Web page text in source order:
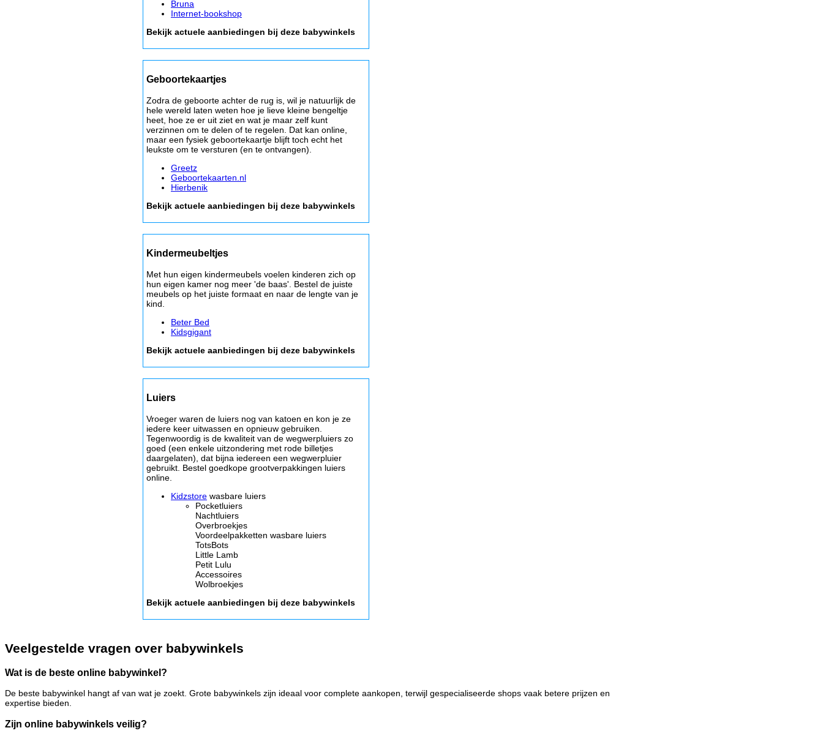
Bruna
Internet-bookshop
Bekijk actuele aanbiedingen bij deze babywinkels
Geboortekaartjes
Zodra de geboorte achter de rug is, wil je natuurlijk de
hele wereld laten weten hoe je lieve kleine bengeltje
heet, hoe ze er uit ziet en wat je maar zelf kunt
verzinnen om te delen of te regelen. Dat kan online,
maar een fysiek geboortekaartje blijft toch echt het
leukste om te versturen (en te ontvangen).
Greetz
Geboortekaarten.nl
Hierbenik
Bekijk actuele aanbiedingen bij deze babywinkels
Kindermeubeltjes
Met hun eigen kindermeubels voelen kinderen zich op
hun eigen kamer nog meer 'de baas'. Bestel de juiste
meubels op het juiste formaat en naar de lengte van je
kind.
Beter Bed
Kidsgigant
Bekijk actuele aanbiedingen bij deze babywinkels
Luiers
Vroeger waren de luiers nog van katoen en kon je ze
iedere keer uitwassen en opnieuw gebruiken.
Tegenwoordig is de kwaliteit van de wegwerpluiers zo
goed (een enkele uitzondering met rode billetjes
daargelaten), dat bijna iedereen een wegwerpluier
gebruikt. Bestel goedkope grootverpakkingen luiers
online.
Kidzstore wasbare luiers
Pocketluiers
Nachtluiers
Overbroekjes
Voordeelpakketten wasbare luiers
TotsBots
Little Lamb
Petit Lulu
Accessoires
Wolbroekjes
Bekijk actuele aanbiedingen bij deze babywinkels
Veelgestelde vragen over babywinkels
Wat is de beste online babywinkel?
De beste babywinkel hangt af van wat je zoekt. Grote babywinkels zijn ideaal voor complete aankopen, terwijl gespecialiseerde shops vaak betere prijzen en
expertise bieden.
Zijn online babywinkels veilig?